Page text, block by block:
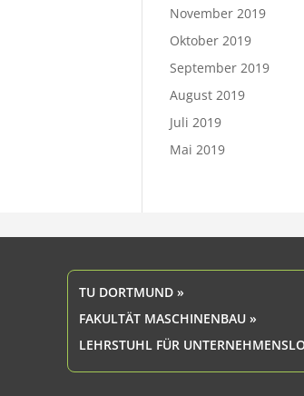
November 2019
Oktober 2019
September 2019
August 2019
Juli 2019
Mai 2019
TU DORTMUND »
FAKULTÄT MASCHINENBAU »
LEHRSTUHL FÜR